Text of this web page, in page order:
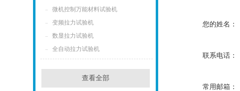
微机控制万能材料试验机
变频拉力试验机
数显拉力试验机
全自动拉力试验机
查看全部
您的姓名：
联系电话：
常用邮箱：